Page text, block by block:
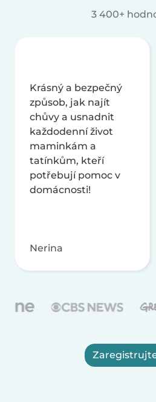
3 400+
Krásný a bezpečný
způsob, jak najít
chůvy a usnadnit
každodenní život
maminkám a
tatínkům, kteří
potřebují pomoc v
domácnosti!
Nerina